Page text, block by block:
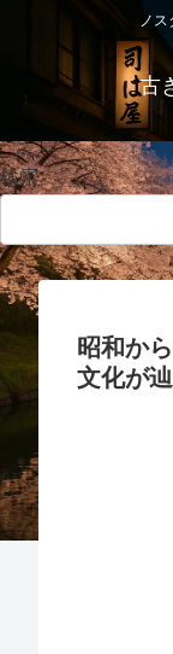
ノス
古
検索
昭和か
文化が